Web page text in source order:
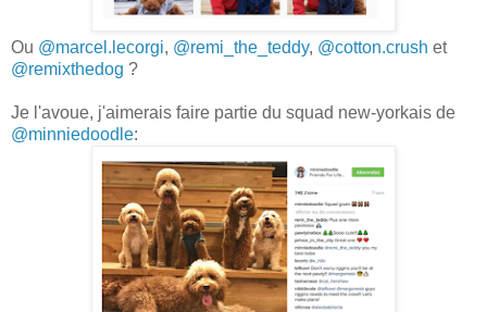
Ou @marcel.lecorgi, @remi_the_teddy, @cotton.crush et
@remixthedog ?
Je l'avoue, j'aimerais faire partie du squad new-yorkais de
@minniedoodle: